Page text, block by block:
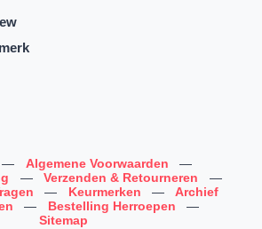
— Algemene Voorwaarden
—
— Verzenden & Retourneren
—
— Keurmerken —
Archief
— Bestelling Herroepen
—
Sitemap